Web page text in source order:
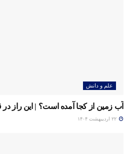
علم و دانش
آب زمین از کجا آمده است؟ | این